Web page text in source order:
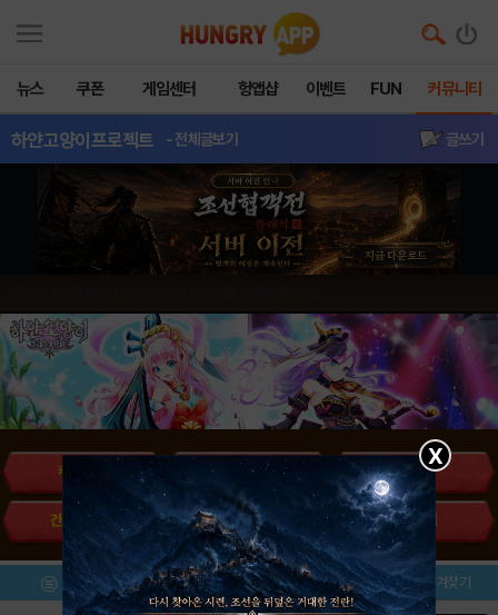
뉴스 쿠폰 게임센터 헝앱샵 이벤트 FUN 커뮤니티
하얀고양이프로젝트 - 전체글보기 글쓰기
캐릭터DB 베스트공략 공략&팁
건물DB/시뮬 국내 소식 해외 소식
메뉴 이벤트/미션 설치/평가 즐겨찾기
X